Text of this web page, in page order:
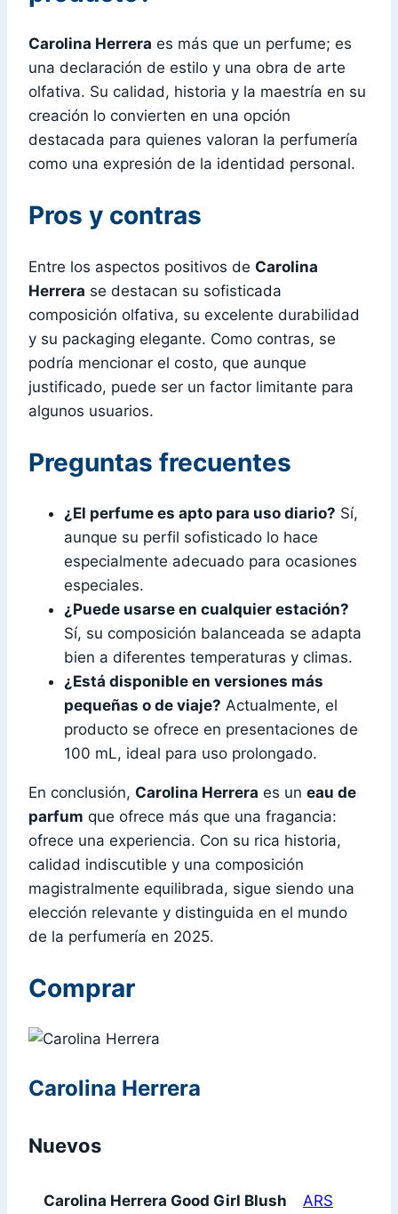
Carolina Herrera es más que un perfume; es
una declaración de estilo y una obra de arte
olfativa. Su calidad, historia y la maestría en su
creación lo convierten en una opción
destacada para quienes valoran la perfumería
como una expresión de la identidad personal.
Pros y contras
Entre los aspectos positivos de Carolina
Herrera se destacan su sofisticada
composición olfativa, su excelente durabilidad
y su packaging elegante. Como contras, se
podría mencionar el costo, que aunque
justificado, puede ser un factor limitante para
algunos usuarios.
Preguntas frecuentes
¿El perfume es apto para uso diario? Sí,
aunque su perfil sofisticado lo hace
especialmente adecuado para ocasiones
especiales.
¿Puede usarse en cualquier estación?
Sí, su composición balanceada se adapta
bien a diferentes temperaturas y climas.
¿Está disponible en versiones más
pequeñas o de viaje? Actualmente, el
producto se ofrece en presentaciones de
100 mL, ideal para uso prolongado.
En conclusión, Carolina Herrera es un eau de
parfum que ofrece más que una fragancia:
ofrece una experiencia. Con su rica historia,
calidad indiscutible y una composición
magistralmente equilibrada, sigue siendo una
elección relevante y distinguida en el mundo
de la perfumería en 2025.
Comprar
Carolina Herrera
Nuevos
Carolina Herrera Good Girl Blush
ARS